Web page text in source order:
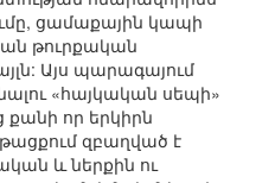
ցամաքային կապի
թուրքական
Այս պարագայում
«հայկական սեպի»
որ երկիրն
զբաղված է
և ներքին ու